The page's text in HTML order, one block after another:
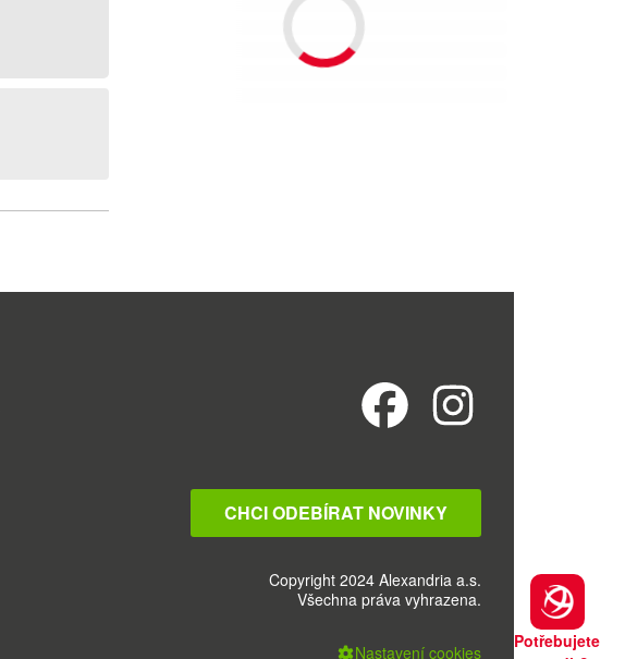
Potřebujete
CHCI ODEBÍRAT NOVINKY
Copyright 2024 Alexandria a.s.
Všechna práva vyhrazena.
Nastavení cookies